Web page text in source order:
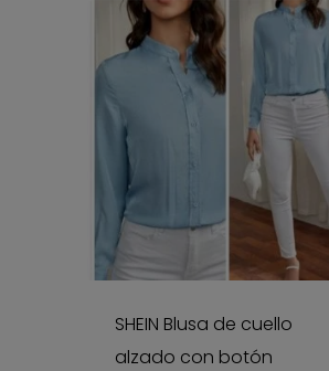
SHEIN Blusa de cuello
alzado con botón